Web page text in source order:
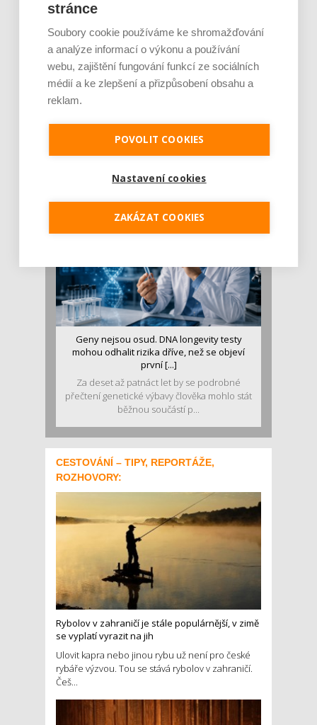
Je jen pro sportovce, přiberu po něm a ve
stravě ho mám dostatek. Znáte nejčastějš [...]
Pojem protein již nějakou dobu rezonuje
se o ně...
Geny nejsou osud. DNA longevity testy
mohou odhalit rizika dříve, než se objeví
první [...]
Za deset až patnáct let by se podrobné
přečtení genetické výbavy člověka mohlo stát
běžnou součástí p...
CESTOVÁNÍ – TIPY, REPORTÁŽE,
ROZHOVORY:
Rybolov v zahraničí je stále populárnější, v zimě
se vyplatí vyrazit na jih
Ulovit kapra nebo jinou rybu už není pro české
rybáře výzvou. Tou se stává rybolov v zahraničí.
Češ...
stránce
Soubory cookie používáme ke shromažďování
a analýze informací o výkonu a používání
webu, zajištění fungování funkcí ze sociálních
médií a ke zlepšení a přizpůsobení obsahu a
reklam.
POVOLIT COOKIES
Nastavení cookies
ZAKÁZAT COOKIES